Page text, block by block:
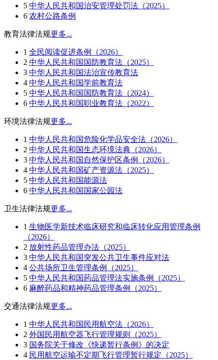
5 中华人民共和国治安管理处罚法（2025）
6 农村公路条例
教育法律法规更多...
1 全民阅读促进条例（2026）
2 中华人民共和国国防教育法（2025）
3 中华人民共和国法治宣传教育法
4 中华人民共和国学前教育法
5 中华人民共和国国防教育法（2024）
6 中华人民共和国职业教育法（2022）
环境法律法规更多...
1 中华人民共和国危险化学品安全法（2026）
2 中华人民共和国生态环境法典（2026）
3 中华人民共和国自然保护区条例（2026）
4 中华人民共和国矿产资源法（2025）
5 中华人民共和国能源法
6 中华人民共和国国家公园法
卫生法律法规更多...
1 生物医学新技术临床研究和临床转化应用管理条例
（2026）
2 放射性药品管理办法（2025）
3 中华人民共和国突发公共卫生事件应对法
4 公共场所卫生管理条例（2025）
5 中华人民共和国药品管理法实施条例（2025）
6 麻醉药品和精神药品管理条例（2025）
交通法律法规更多...
1 中华人民共和国民用航空法（2026）
2 外国民用航空器飞行管理规则（2025）
3 国务院关于修改《快递暂行条例》的决定
4 民用航空运输不定期飞行管理暂行规定（2025）